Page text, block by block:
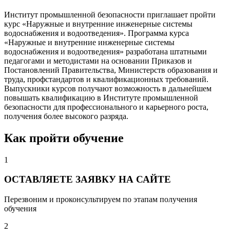
Институт промышленной безопасности приглашает пройти
курс «Наружные и внутренние инженерные системы
водоснабжения и водоотведения». Программа курса
«Наружные и внутренние инженерные системы
водоснабжения и водоотведения» разработана штатными
педагогами и методистами на основании Приказов и
Постановлений Правительства, Министерств образования и
труда, профстандартов и квалификационных требований.
Выпускники курсов получают возможность в дальнейшем
повышать квалификацию в Институте промышленной
безопасности для профессионального и карьерного роста,
получения более высокого разряда.
Как пройти обучение
1
ОСТАВЛЯЕТЕ ЗАЯВКУ НА САЙТЕ
Перезвоним и проконсультируем по этапам получения
обучения
2